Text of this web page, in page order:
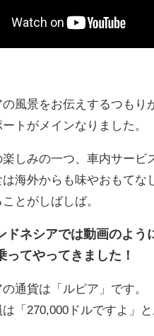
風景をお伝えするつもり
トがメインなりました。
しみの一つ、車内サービ
は海外からも味やおもてな
とがしばしば。
ドネシアでは動画のよう
ってやってきました！
通貨は「ルピア」です。
「270,000ドルですよ」